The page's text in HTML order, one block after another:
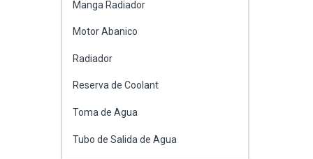
Manga Radiador
Motor Abanico
Radiador
Reserva de Coolant
Toma de Agua
Tubo de Salida de Agua